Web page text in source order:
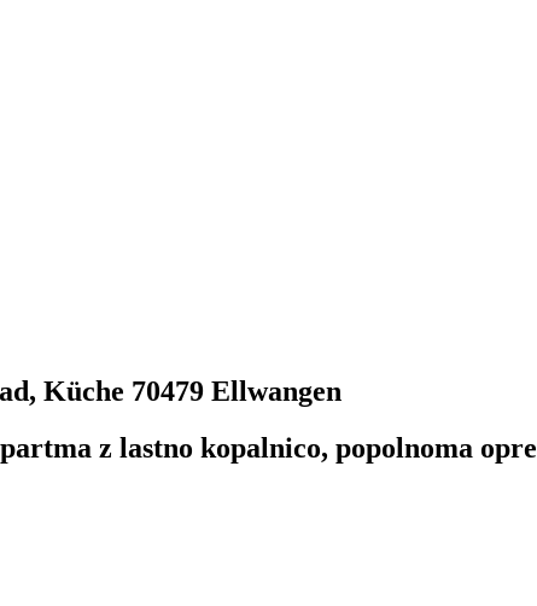
Küche 70479 Ellwangen
z lastno kopalnico, popolnoma opre